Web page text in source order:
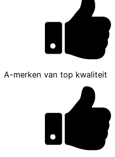
A-merken van top kwaliteit